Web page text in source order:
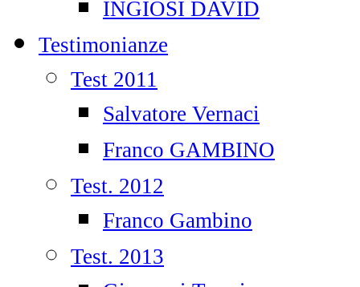
INGIOSI DAVID
Testimonianze
Test 2011
Salvatore Vernaci
Franco GAMBINO
Test. 2012
Franco Gambino
Test. 2013